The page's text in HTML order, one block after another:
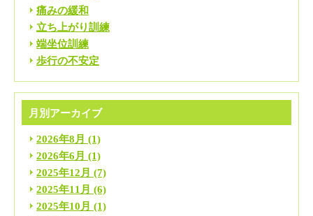
痛みの緩和
立ち上がり訓練
端坐位訓練
歩行の不安定
月別アーカイブ
2026年8月 (1)
2026年6月 (1)
2025年12月 (7)
2025年11月 (6)
2025年10月 (1)